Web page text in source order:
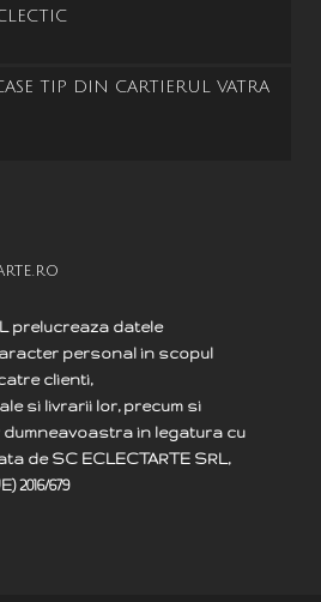
TIP DIN CARTIERUL VATRA
prelucreaza datele
personal in scopul
clienti,
si livrarii lor, precum si
in legatura cu
de SC ECLECTARTE SRL,
2016/679